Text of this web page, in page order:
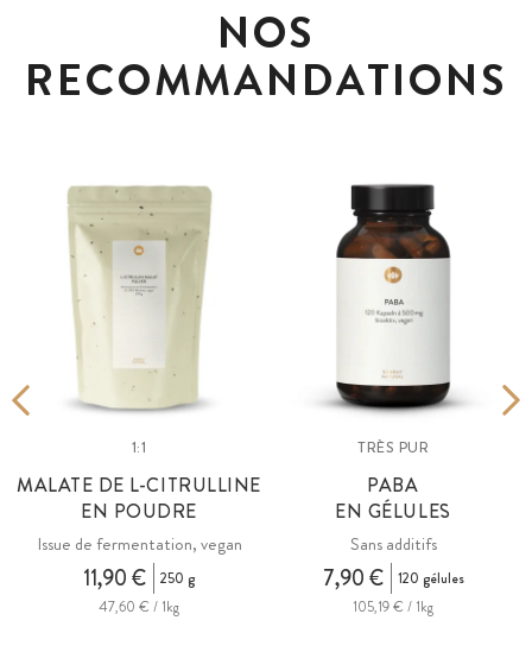
NOS
RECOMMANDATIONS
1:1
MALATE DE L-CITRULLINE
EN POUDRE
Issue de fermentation, vegan
11,90 €
250 g
47,60 € / 1kg
TRÈS PUR
PABA
EN GÉLULES
Sans additifs
7,90 €
120 gélules
105,19 € / 1kg